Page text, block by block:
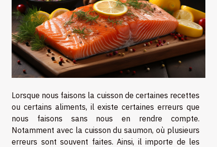
Lorsque nous faisons la cuisson de certaines recettes
ou certains aliments, il existe certaines erreurs que
nous faisons sans nous en rendre compte.
Notamment avec la cuisson du saumon, où plusieurs
erreurs sont souvent faites. Ainsi, il importe de les